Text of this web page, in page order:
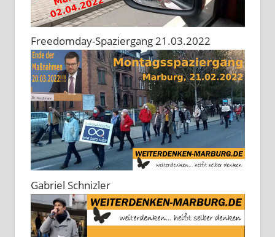
Freedomday-Spaziergang 21.03.2022
Gabriel Schnizler